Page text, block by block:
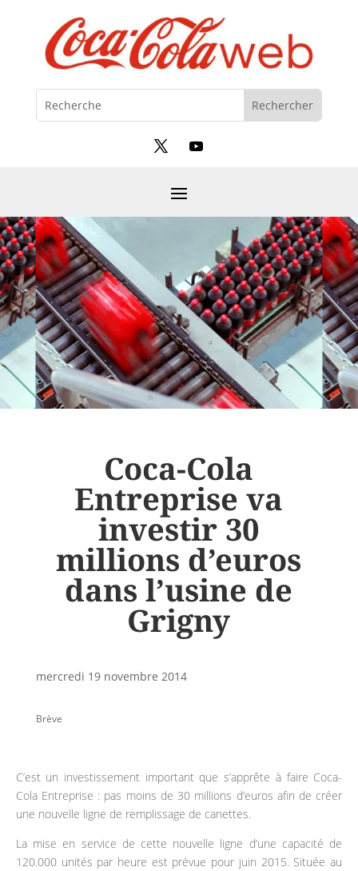
Coca-Cola
Entreprise va
investir 30
millions d’euros
dans l’usine de
Grigny
mercredi 19 novembre 2014
Brève
C’est un investissement important que s’apprête à faire Coca-
Cola Entreprise : pas moins de 30 millions d’euros afin de créer
une nouvelle ligne de remplissage de canettes.
La mise en service de cette nouvelle ligne d’une capacité de
120.000 unités par heure est prévue pour juin 2015. Située au